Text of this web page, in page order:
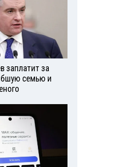
заплатит за
семью и